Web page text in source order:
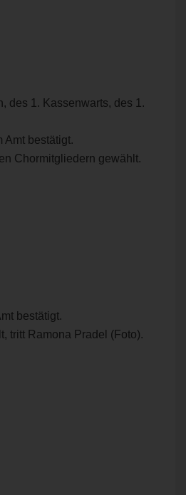
des 1. Kassenwarts, des 1.
Amt bestätigt.
Chormitgliedern gewählt.
bestätigt.
tritt Ramona Pradel (Foto).